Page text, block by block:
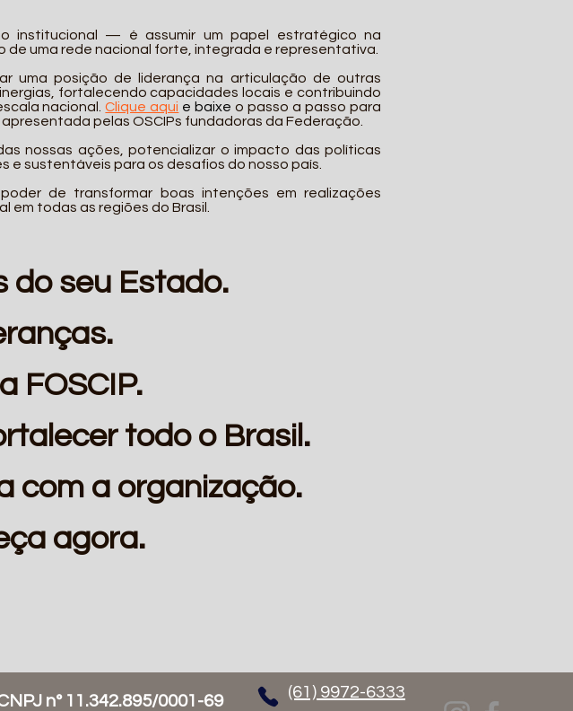
institucional — é assumir um papel estratégico na
uma rede nacional forte, integrada e representativa.
uma posição de liderança na articulação de outras
fortalecendo capacidades locais e contribuindo
nacional.Clique aqui e baixe o passo a passo para
apresentada pelas OSCIPs fundadoras da Federação.
nossas ações, potencializar o impacto das políticas
e sustentáveis para os desafios do nosso país.
de transformar boas intenções em realizações
todas as regiões do Brasil.
do seu Estado.
FOSCIP.
todo o Brasil.
com a organização.
agora.
n° 11.342.895/0001-69 (61) 9972-6333